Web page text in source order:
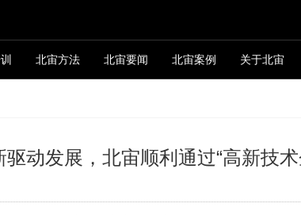
北宙方法 北宙要闻 北宙案例 关于北宙
驱动发展，北宙顺利通过“高新技